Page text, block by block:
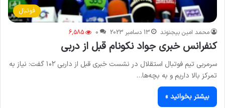
فوتبال
محمد امین بیجنوند 13 دسامبر 2023 0
6,585
کنفرانس خبری جواد نکونام قبل از دربی
سرمربی تیم فوتبال استقلال در نشست خبری قبل از داربی ۱۰۲ گفت: نیاز به
تمرکز بالا داریم و به بچه‌ها…
بیشتر بخوانید »